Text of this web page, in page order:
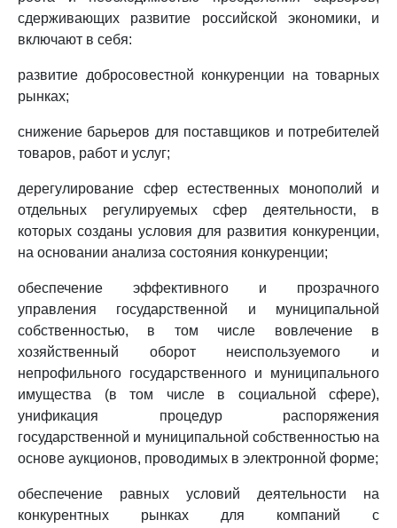
сдерживающих развитие российской экономики, и
включают в себя:
развитие добросовестной конкуренции на товарных
рынках;
снижение барьеров для поставщиков и потребителей
товаров, работ и услуг;
дерегулирование сфер естественных монополий и
отдельных регулируемых сфер деятельности, в
которых созданы условия для развития конкуренции,
на основании анализа состояния конкуренции;
обеспечение эффективного и прозрачного
управления государственной и муниципальной
собственностью, в том числе вовлечение в
хозяйственный оборот неиспользуемого и
непрофильного государственного и муниципального
имущества (в том числе в социальной сфере),
унификация процедур распоряжения
государственной и муниципальной собственностью на
основе аукционов, проводимых в электронной форме;
обеспечение равных условий деятельности на
конкурентных рынках для компаний с